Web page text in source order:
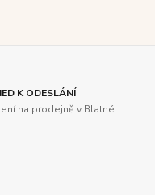
K ODESLÁNÍ
na prodejně v Blatné